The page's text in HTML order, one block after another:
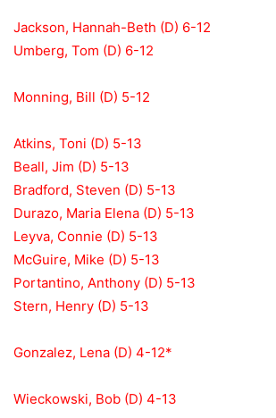
Jackson, Hannah-Beth (D) 6-12
Umberg, Tom (D) 6-12
Monning, Bill (D) 5-12
Atkins, Toni (D) 5-13
Beall, Jim (D) 5-13
Bradford, Steven (D) 5-13
Durazo, Maria Elena (D) 5-13
Leyva, Connie (D) 5-13
McGuire, Mike (D) 5-13
Portantino, Anthony (D) 5-13
Stern, Henry (D) 5-13
Gonzalez, Lena (D) 4-12*
Wieckowski, Bob (D) 4-13